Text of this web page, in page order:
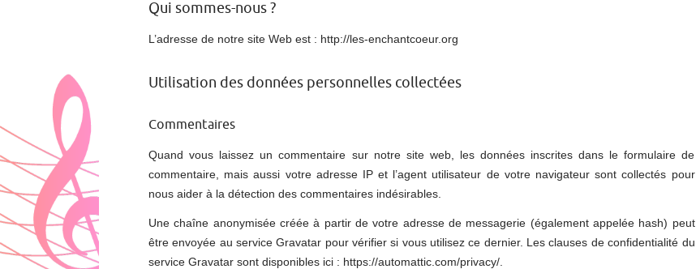
Qui sommes-nous ?
L’adresse de notre site Web est : http://les-enchantcoeur.org
Utilisation des données personnelles collectées
Commentaires
Quand vous laissez un commentaire sur notre site web, les données inscrites dans le formulaire de
commentaire, mais aussi votre adresse IP et l’agent utilisateur de votre navigateur sont collectés pour
nous aider à la détection des commentaires indésirables.
Une chaîne anonymisée créée à partir de votre adresse de messagerie (également appelée hash) peut
être envoyée au service Gravatar pour vérifier si vous utilisez ce dernier. Les clauses de confidentialité du
service Gravatar sont disponibles ici : https://automattic.com/privacy/.